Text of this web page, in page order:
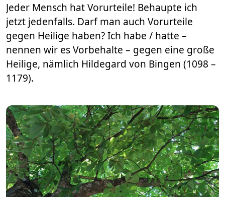
Jeder Mensch hat Vorurteile! Behaupte ich
jetzt jedenfalls. Darf man auch Vorurteile
gegen Heilige haben? Ich habe / hatte –
nennen wir es Vorbehalte – gegen eine große
Heilige, nämlich Hildegard von Bingen (1098 –
1179).